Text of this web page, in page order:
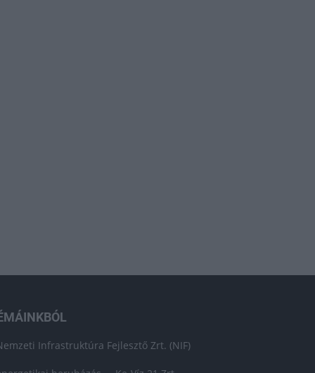
Infrastruktúra Fejlesztő Zrt. (NIF)